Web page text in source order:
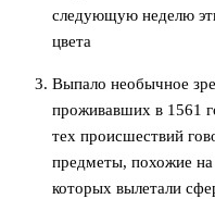
следующую неделю
цвета
Выпало необычное
проживавших в 1561
тех происшествий
предметы, похожие
которых вылетали